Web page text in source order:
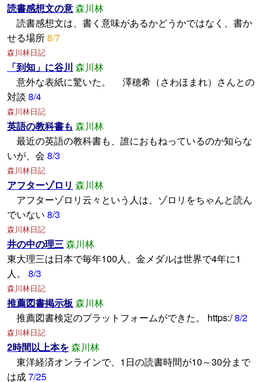
読書感想文の意森川林
読書感想文は、書く意味があるかどうかではなく、書か
せる場所8/7
森川林日記
「到知」に谷川 森川林
意外な表紙に驚いた。 澤穂希（さわほまれ）さんとの
対談 8/4
森川林日記
英語の教科書も 森川林
最近の英語の教科書も、誰におもねっているのか知らな
いが、会 8/3
森川林日記
アフターゾロリ 森川林
アフターゾロリ云々という人は、ゾロリをちゃんと読ん
でいない 8/3
森川林日記
井の中の理三森川林
東大理三は日本で毎年100人、金メダルは世界で4年に1
人。 8/3
森川林日記
推薦図書掲示板森川林
推薦図書検定のプラットフォームができた。 https:/8/2
森川林日記
2時間以上本を森川林
東洋経済オンラインで、1日の読書時間が10～30分まで
は成7/25